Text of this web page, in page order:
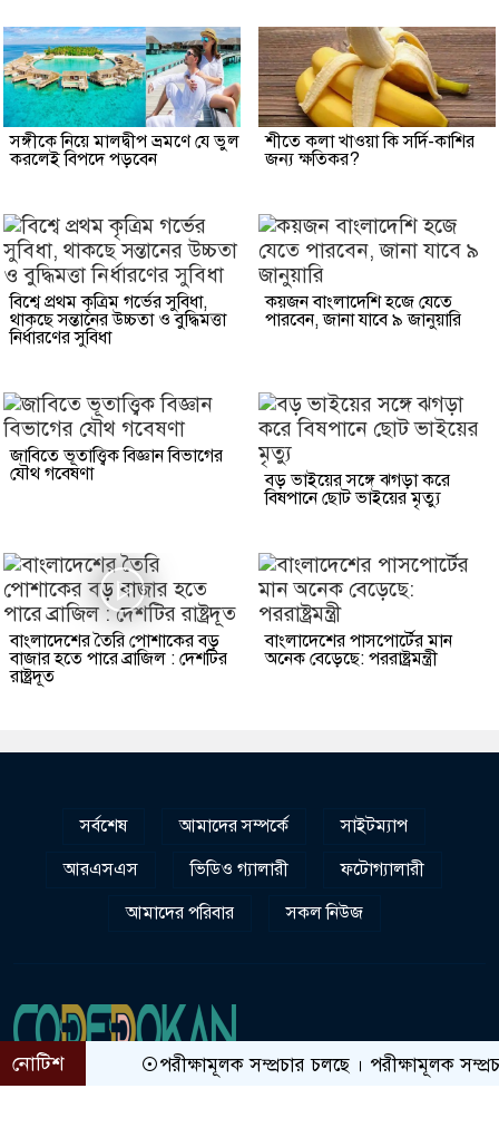
সঙ্গীকে নিয়ে মালদ্বীপ ভ্রমণে যে ভুল
করলেই বিপদে পড়বেন
শীতে কলা খাওয়া কি সর্দি-কাশির
জন্য ক্ষতিকর?
বিশ্বে প্রথম কৃত্রিম গর্ভের সুবিধা,
থাকছে সন্তানের উচ্চতা ও বুদ্ধিমত্তা
নির্ধারণের সুবিধা
কয়জন বাংলাদেশি হজে যেতে
পারবেন, জানা যাবে ৯ জানুয়ারি
জাবিতে ভূতাত্ত্বিক বিজ্ঞান বিভাগের
যৌথ গবেষণা
বড় ভাইয়ের সঙ্গে ঝগড়া করে
বিষপানে ছোট ভাইয়ের মৃত্যু
বাংলাদেশের তৈরি পোশাকের বড়
বাজার হতে পারে ব্রাজিল : দেশটির
রাষ্ট্রদূত
বাংলাদেশের পাসপোর্টের মান
অনেক বেড়েছে: পররাষ্ট্রমন্ত্রী
সর্বশেষ আমাদের সম্পর্কে
সাইটম্যাপ
আরএসএস
ভিডিও গ্যালারী
ফটোগ্যালারী
আমাদের পরিবার
সকল নিউজ
সম্পাদকীয় :
নোটিশ পরীক্ষামূলক সম্প্রচার চলছে । পরীক্ষামূলক সম্প্রচার